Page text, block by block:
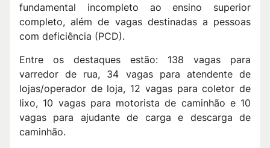
fundamental incompleto ao ensino superior
completo, além de vagas destinadas a pessoas
com deficiência (PCD).
Entre os destaques estão: 138 vagas para
varredor de rua, 34 vagas para atendente de
lojas/operador de loja, 12 vagas para coletor de
lixo, 10 vagas para motorista de caminhão e 10
vagas para ajudante de carga e descarga de
caminhão.